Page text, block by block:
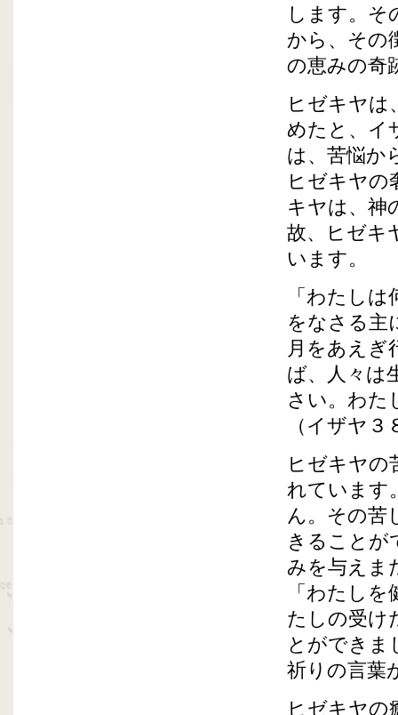
します。そ
から、その
の恵みの奇
ヒゼキヤは
めたと、イ
は、苦悩か
ヒゼキヤの
キヤは、神
故、ヒゼキ
います。
「わたし
をなさる主
月をあえぎ
ば、人々は
さい。わた
（イザヤ３
ヒゼキヤの
れています
ん。その苦
きることが
みを与えま
「わたし
たしの受け
とができま
祈りの言葉
ヒゼキヤの